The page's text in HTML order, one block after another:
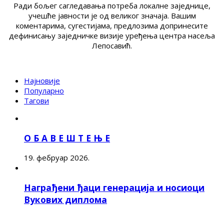
Ради бољег сагледавања потреба локалне заједнице,
учешће јавности је од великог значаја. Вашим
коментарима, сугестијама, предлозима допринесите
дефинисању заједничке визије уређења центра насеља
Лепосавић.
Најновије
Популарно
Тагови
О Б А В Е Ш Т Е Њ Е
19. фебруар 2026.
Награђени ђаци генерација и носиоци
Вукових диплома